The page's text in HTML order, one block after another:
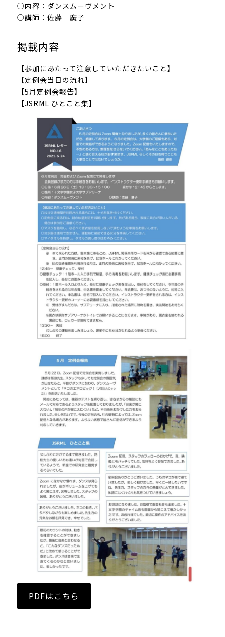
○内容：ダンスムーヴメント
○講師：佐藤 廣子
掲載内容
【参加にあたって注意していただきたいこと】
【定例会当日の流れ】
【5月定例会報告】
【JSRML ひとこと集】
PDFはこちら